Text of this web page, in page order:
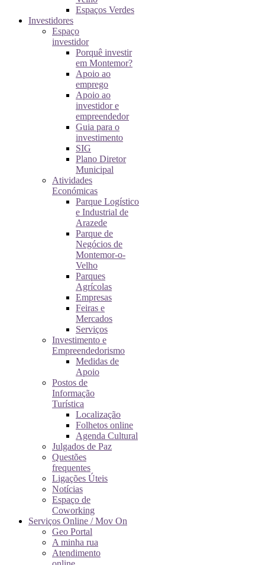
Espaços Verdes
Investidores
Espaço
investidor
Porquê investir
em Montemor?
Apoio ao
emprego
Apoio ao
investidor e
empreendedor
Guia para o
investimento
SIG
Plano Diretor
Municipal
Atividades
Económicas
Parque Logístico
e Industrial de
Arazede
Parque de
Negócios de
Montemor-o-
Velho
Parques
Agrícolas
Empresas
Feiras e
Mercados
Serviços
Investimento e
Empreendedorismo
Medidas de
Apoio
Postos de
Informação
Turística
Localização
Folhetos online
Agenda Cultural
Julgados de Paz
Questões
frequentes
Ligações Úteis
Notícias
Espaço de
Coworking
Serviços Online / Mov On
Geo Portal
A minha rua
Atendimento